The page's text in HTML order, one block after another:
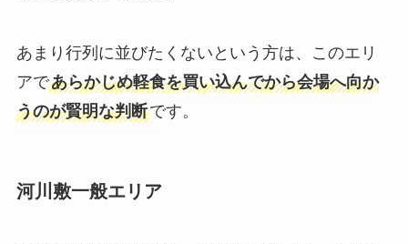
あまり行列に並びたくないという方は、このエリ
アであらかじめ軽食を買い込んでから会場へ向か
うのが賢明な判断です。
河川敷一般エリア